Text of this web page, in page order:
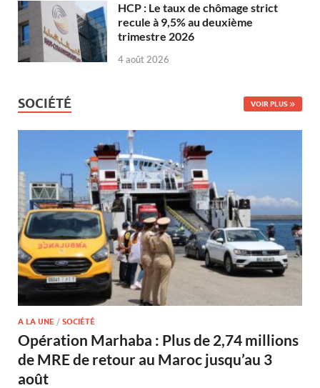
HCP : Le taux de chômage strict
recule à 9,5% au deuxième
trimestre 2026
4 août 2026
SOCIÉTÉ VOIR PLUS
A LA UNE / SOCIÉTÉ
Opération Marhaba : Plus de 2,74 millions
de MRE de retour au Maroc jusqu’au 3
août